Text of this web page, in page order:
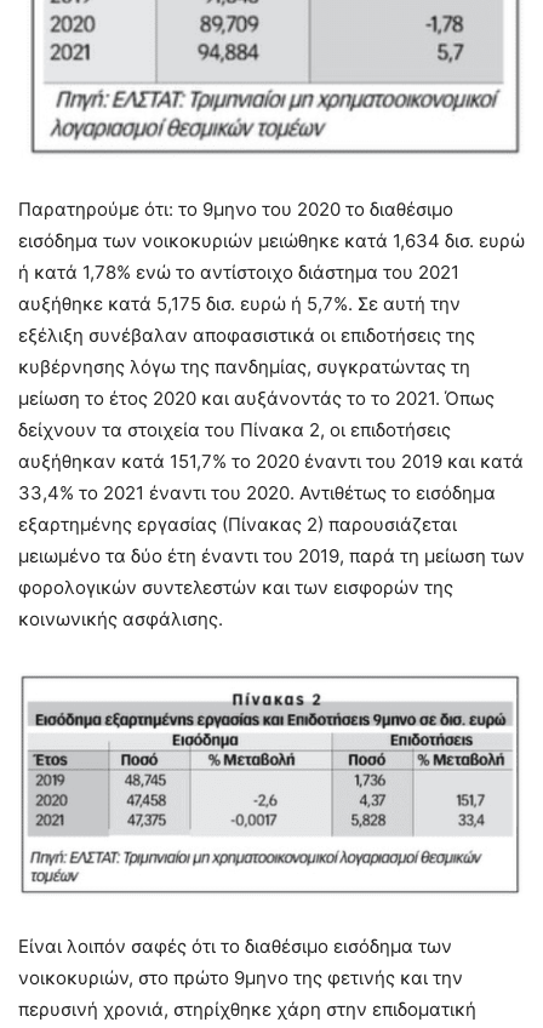
Παρατηρούμε ότι: το 9μηνο του 2020 το διαθέσιμο
εισόδημα των νοικοκυριών μειώθηκε κατά 1,634 δισ. ευρώ
ή κατά 1,78% ενώ το αντίστοιχο διάστημα του 2021
αυξήθηκε κατά 5,175 δισ. ευρώ ή 5,7%. Σε αυτή την
εξέλιξη συνέβαλαν αποφασιστικά οι επιδοτήσεις της
κυβέρνησης λόγω της πανδημίας, συγκρατώντας τη
μείωση το έτος 2020 και αυξάνοντάς το το 2021. Όπως
δείχνουν τα στοιχεία του Πίνακα 2, οι επιδοτήσεις
αυξήθηκαν κατά 151,7% το 2020 έναντι του 2019 και κατά
33,4% το 2021 έναντι του 2020. Αντιθέτως το εισόδημα
εξαρτημένης εργασίας (Πίνακας 2) παρουσιάζεται
μειωμένο τα δύο έτη έναντι του 2019, παρά τη μείωση των
φορολογικών συντελεστών και των εισφορών της
κοινωνικής ασφάλισης.
Είναι λοιπόν σαφές ότι το διαθέσιμο εισόδημα των
νοικοκυριών, στο πρώτο 9μηνο της φετινής και την
περυσινή χρονιά, στηρίχθηκε χάρη στην επιδοματική